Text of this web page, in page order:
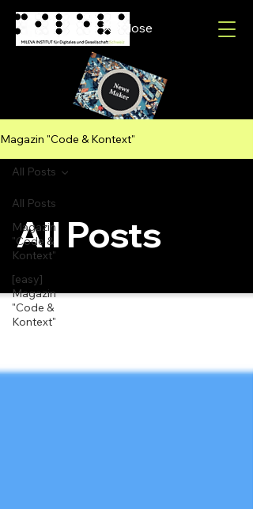
Close
Magazin "Code & Kontext"
All Posts
Magazin
"Code &
Kontext"
[easy]
Magazin
"Code &
Kontext"
All Posts
All Posts